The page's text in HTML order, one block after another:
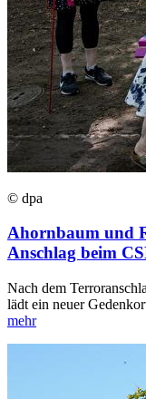
© dpa
Ahornbaum und
Anschlag beim
Nach dem
lädt ein neuer
mehr